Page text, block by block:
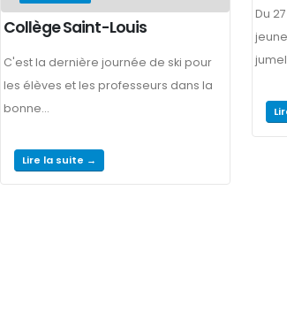
Du
Collège Saint-Louis
C'est la dernière journée de ski pour
les élèves et les professeurs dans la
bonne...
Lire la suite →